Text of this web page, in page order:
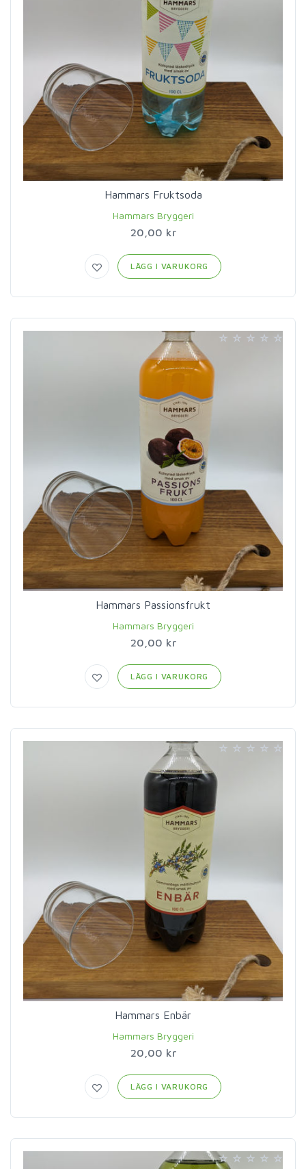
Hammars Fruktsoda
Hammars Bryggeri
20,00 kr
LÄGG I VARUKORG
Hammars Passionsfrukt
Hammars Bryggeri
20,00 kr
LÄGG I VARUKORG
Hammars Enbär
Hammars Bryggeri
20,00 kr
LÄGG I VARUKORG